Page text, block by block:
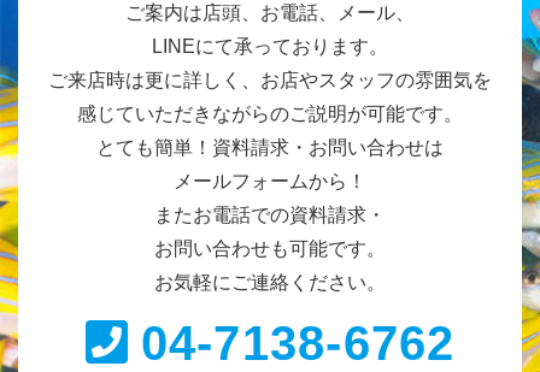
ご案内は店頭、お電話、メール、
LINEにて承っております。
ご来店時は更に詳しく、お店やスタッフの雰囲気を
感じていただきながらのご説明が可能です。
とても簡単！資料請求・お問い合わせは
メールフォームから！
またお電話での資料請求・
お問い合わせも可能です。
お気軽にご連絡ください。
04-7138-6762